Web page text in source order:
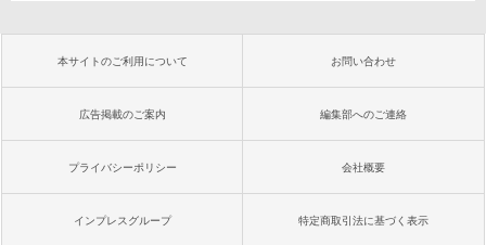
本サイトのご利用について お問い合わせ
広告掲載のご案内 編集部へのご連絡
プライバシーポリシー 会社概要
インプレスグループ 特定商取引法に基づく表示